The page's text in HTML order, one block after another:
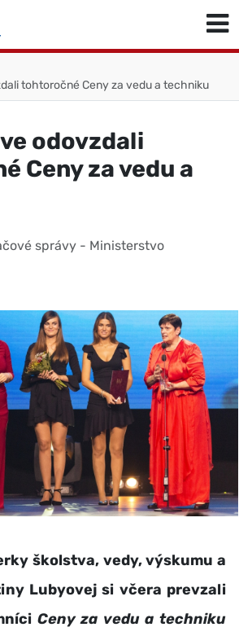
tohtoročné Ceny za vedu a techniku
odovzdali
Ceny za vedu a
správy - Ministerstvo
školstva, vedy, výskumu a
Lubyovej si včera prevzali
Ceny za vedu a techniku